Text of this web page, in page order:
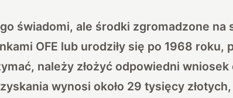
świadomi, ale środki zgromadzone na
OFE lub urodziły się po 1968 roku,
należy złożyć odpowiedni wniosek
wynosi około 29 tysięcy